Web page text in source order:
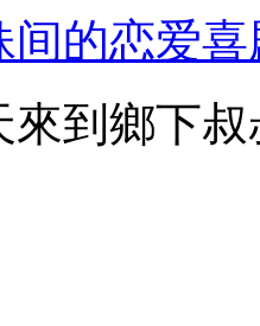
间的恋爱喜
來到鄉下叔